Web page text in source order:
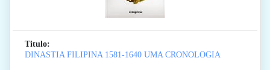
Titulo:
DINASTIA FILIPINA 1581-1640 UMA CRONOLOGIA